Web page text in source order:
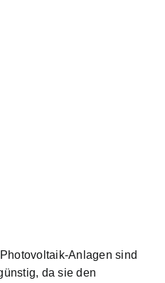
Anlagen sind
da sie den